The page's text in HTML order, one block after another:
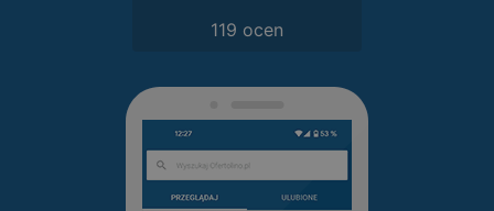
119 ocen